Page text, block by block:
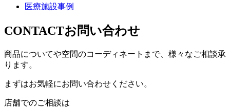
医療施設事例
CONTACTお問い合わせ
商品についてや空間のコーディネートまで、様々なご相談承
ります。
まずはお気軽にお問い合わせください。
店舗でのご相談は